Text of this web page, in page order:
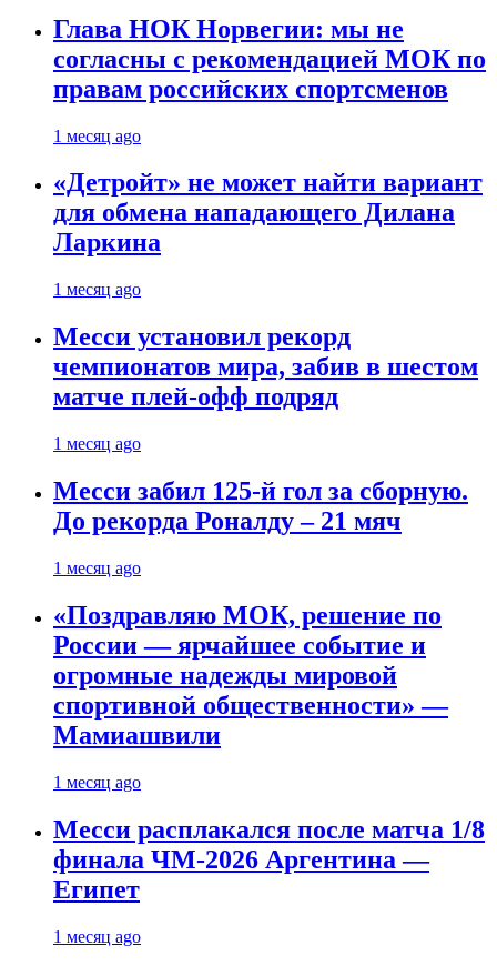
Глава НОК Норвегии: мы не
согласны с рекомендацией МОК по
правам российских спортсменов
1 месяц ago
«Детройт» не может найти вариант
для обмена нападающего Дилана
Ларкина
1 месяц ago
Месси установил рекорд
чемпионатов мира, забив в шестом
матче плей‑офф подряд
1 месяц ago
Месси забил 125-й гол за сборную.
До рекорда Роналду – 21 мяч
1 месяц ago
«Поздравляю МОК, решение по
России — ярчайшее событие и
огромные надежды мировой
спортивной общественности» —
Мамиашвили
1 месяц ago
Месси расплакался после матча 1/8
финала ЧМ-2026 Аргентина —
Египет
1 месяц ago